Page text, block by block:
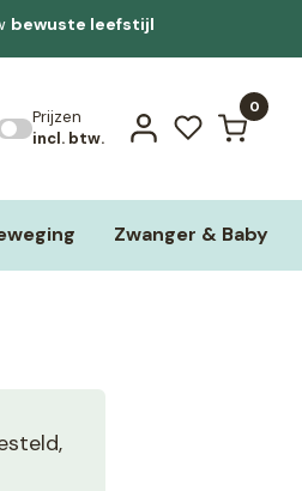
bewuste leefstijl
Prijzen
incl. btw.
0
Zwanger & Baby
alle resultaten